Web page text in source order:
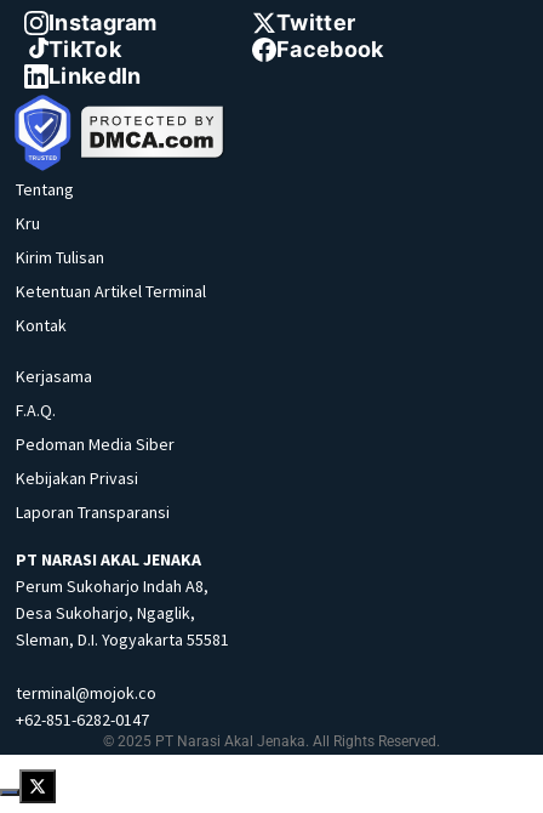
Instagram
Twitter
TikTok
Facebook
LinkedIn
Tentang
Kru
Kirim Tulisan
Ketentuan Artikel Terminal
Kontak
Kerjasama
F.A.Q.
Pedoman Media Siber
Kebijakan Privasi
Laporan Transparansi
PT NARASI AKAL JENAKA
Perum Sukoharjo Indah A8,
Desa Sukoharjo, Ngaglik,
Sleman, D.I. Yogyakarta 55581
terminal@mojok.co
+62-851-6282-0147
© 2025 PT Narasi Akal Jenaka. All Rights Reserved.